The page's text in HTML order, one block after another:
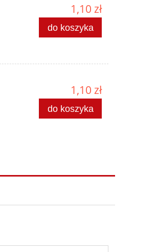
1,10 zł
do koszyka
1,10 zł
do koszyka